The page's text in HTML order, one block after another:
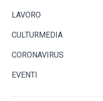
LAVORO
CULTURMEDIA
CORONAVIRUS
EVENTI